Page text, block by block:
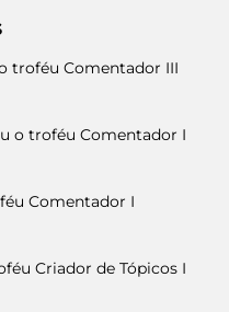
troféu Comentador III
o troféu Comentador I
Comentador I
Criador de Tópicos I